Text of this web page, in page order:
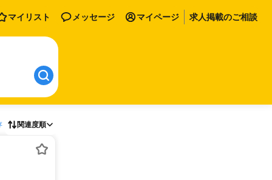
マイリスト メッセージ マイページ 求人掲載のご相談
関連度順